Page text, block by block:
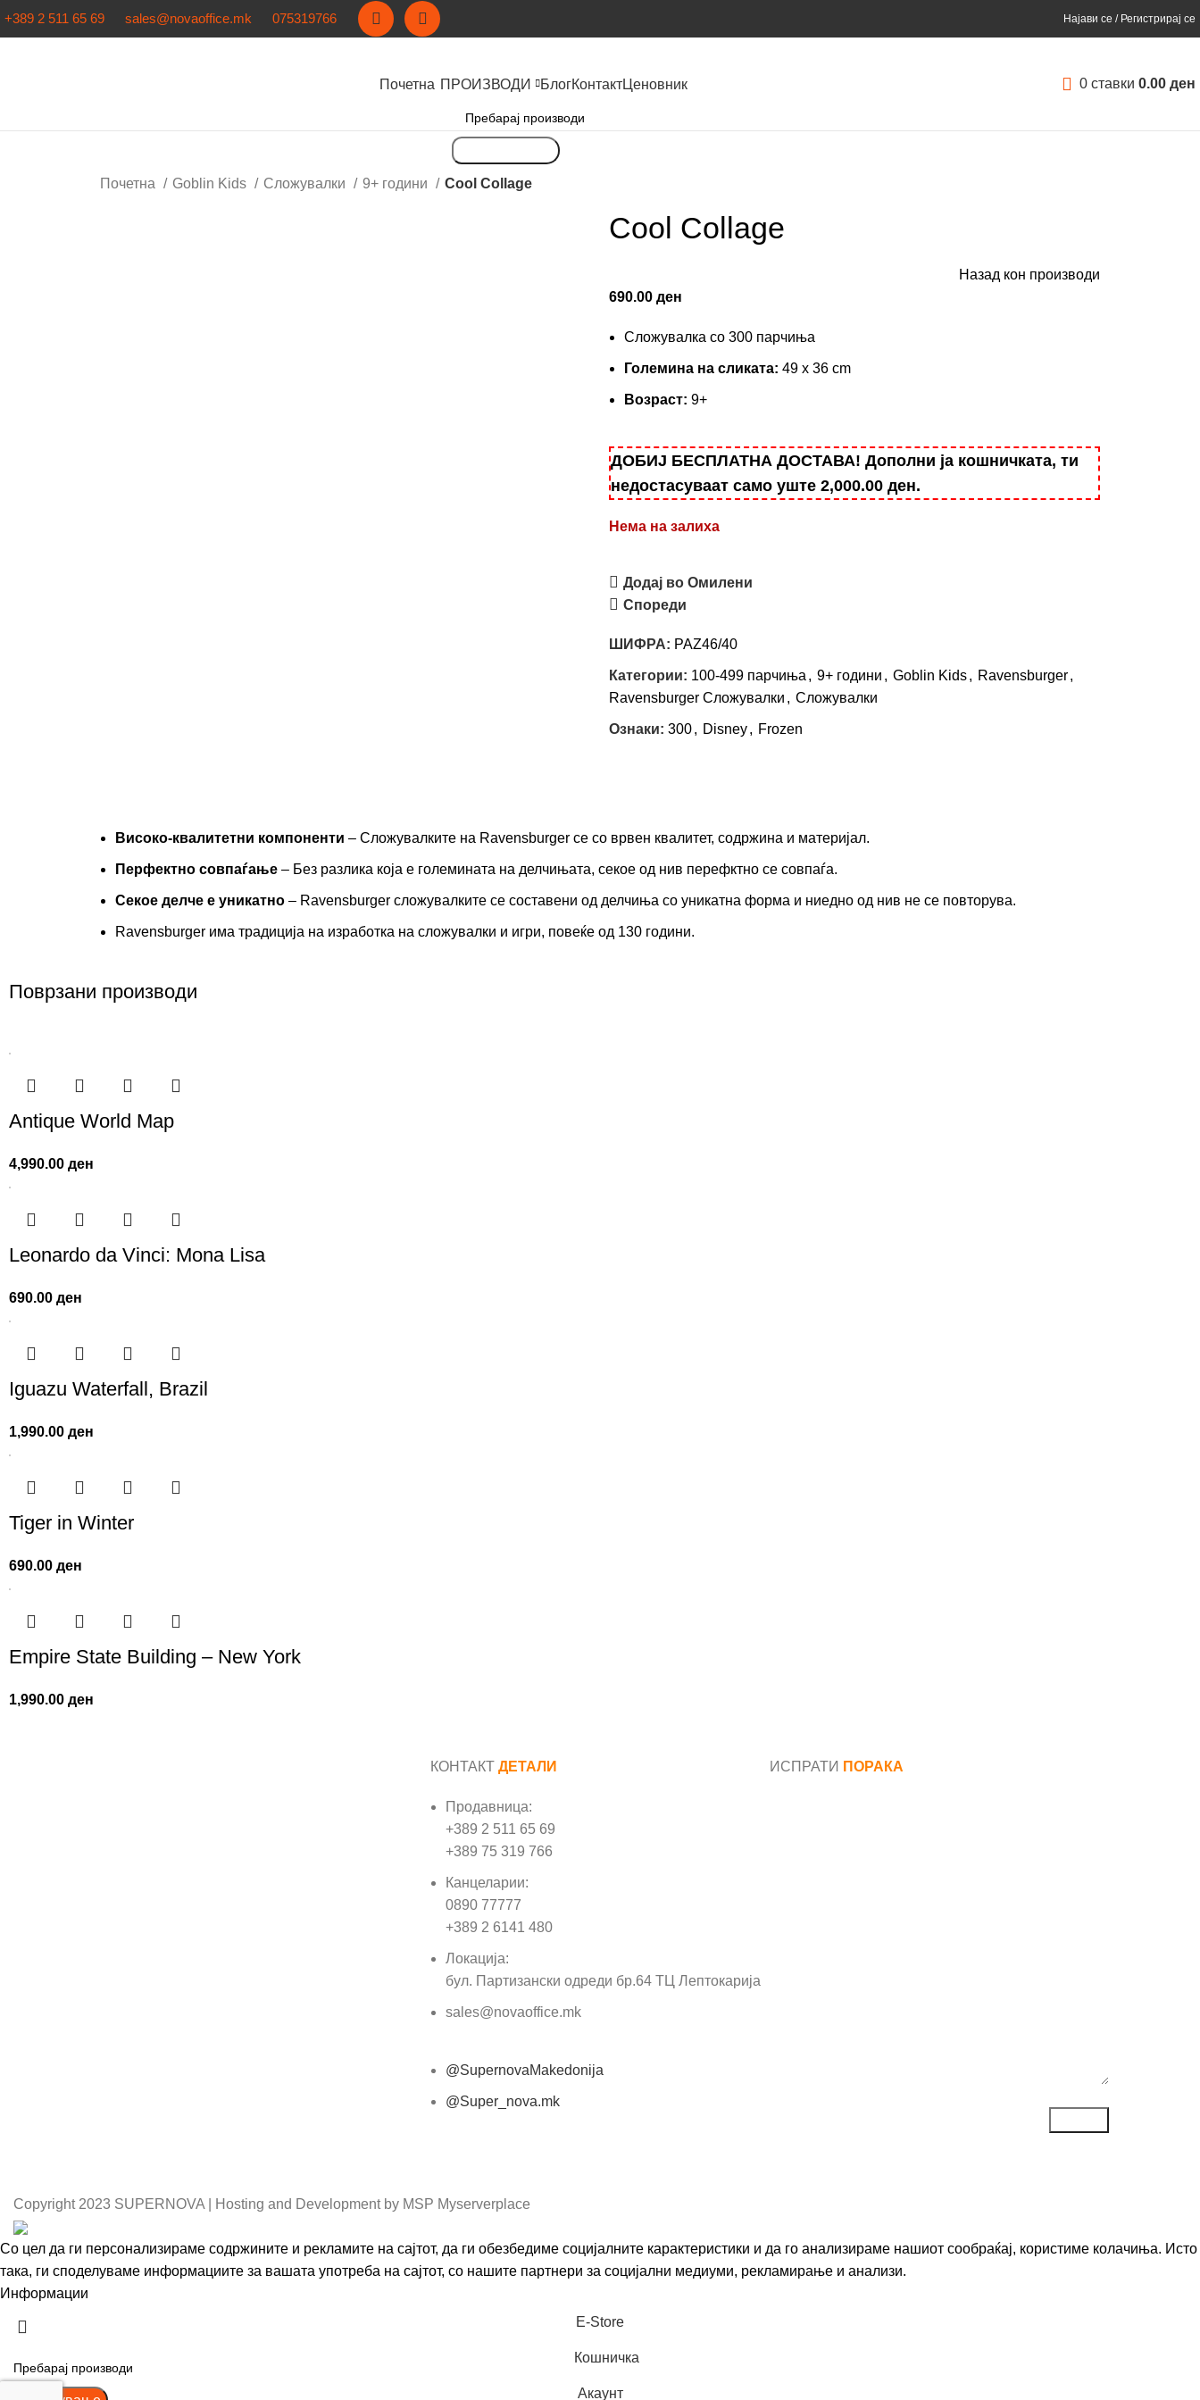
+389 2 511 65 69 sales@novaoffice.mk 075319766 Најави се / Регистрирај се
Почетна ПРОИЗВОДИ БлогКонтактЦеновник 0 ставки 0.00 ден
Почетна Goblin Kids Сложувалки 9+ години Cool Collage
Cool Collage
Назад кон производи
690.00 ден
Сложувалка со 300 парчиња
Големина на сликата: 49 x 36 cm
Возраст: 9+
ДОБИЈ БЕСПЛАТНА ДОСТАВА! Дополни ја кошничката, ти
недостасуваат само уште 2,000.00 ден.
Нема на залиха
Додај во Омилени
Спореди
ШИФРА: PAZ46/40
Категории: 100-499 парчиња , 9+ години , Goblin Kids, Ravensburger,
Ravensburger Сложувалки , Сложувалки
Ознаки: 300, Disney, Frozen
Високо-квалитетни компоненти – Сложувалките на Ravensburger се со врвен квалитет, содржина и материјал.
Перфектно совпаѓање – Без разлика која е големината на делчињата, секое од нив перефктно се совпаѓа.
Секое делче е уникатно – Ravensburger сложувалките се составени од делчиња со уникатна форма и ниедно од нив не се повторува.
Ravensburger има традиција на изработка на сложувалки и игри, повеќе од 130 години.
Поврзани производи
Antique World Map
4,990.00ден
Leonardo da Vinci: Mona Lisa
690.00ден
Iguazu Waterfall, Brazil
1,990.00ден
Tiger in Winter
690.00ден
Empire State Building – New York
1,990.00ден
КОНТАКТ ДЕТАЛИ
Продавница:
+389 2 511 65 69
+389 75 319 766
Канцеларии:
0890 77777
+389 2 6141 480
Локација:
бул. Партизански одреди бр.64 ТЦ Лептокарија
sales@novaoffice.mk
@SupernovaMakedonija
@Super_nova.mk
ИСПРАТИ ПОРАКА
Copyright 2023 SUPERNOVA | Hosting and Development by MSP Myserverplace
Со цел да ги персонализираме содржините и рекламите на сајтот, да ги обезбедиме социјалните карактеристики и да го анализираме нашиот сообраќај, користиме колачиња. Исто
така, ги споделуваме информациите за вашата употреба на сајтот, со нашите партнери за социјални медиуми, рекламирање и анализи.
Информации
Е-Store
Кошничка
Акаунт